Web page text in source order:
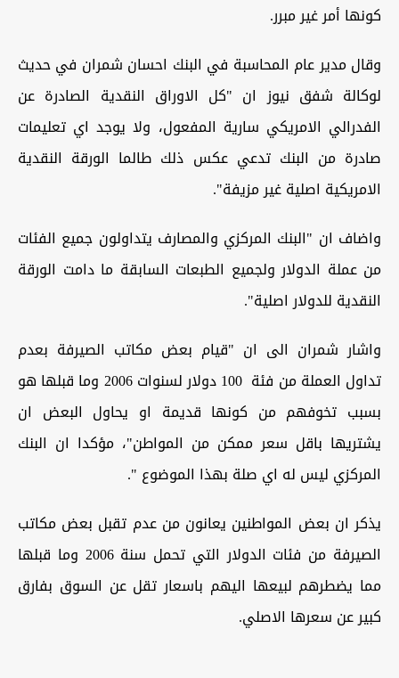
كونها أمر غير مبرر.
وقال مدير عام المحاسبة في البنك احسان شمران في حديث
لوكالة شفق نيوز ان "كل الاوراق النقدية الصادرة عن
الفدرالي الامريكي سارية المفعول، ولا يوجد اي تعليمات
صادرة من البنك تدعي عكس ذلك طالما الورقة النقدية
الامريكية اصلية غير مزيفة".
واضاف ان "البنك المركزي والمصارف يتداولون جميع الفئات
من عملة الدولار ولجميع الطبعات السابقة ما دامت الورقة
النقدية للدولار اصلية".
واشار شمران الى ان "قيام بعض مكاتب الصيرفة بعدم
تداول العملة من فئة
100 دولار لسنوات 2006 وما قبلها هو
بسبب تخوفهم من كونها قديمة او يحاول البعض ان
يشتريها باقل سعر ممكن من المواطن"، مؤكدا ان البنك
المركزي ليس له اي صلة بهذا الموضوع ".
يذكر ان بعض المواطنين يعانون من عدم تقبل بعض مكاتب
الصيرفة من فئات الدولار التي تحمل سنة 2006 وما قبلها
مما يضطرهم لبيعها اليهم باسعار تقل عن السوق بفارق
كبير عن سعرها الاصلي.